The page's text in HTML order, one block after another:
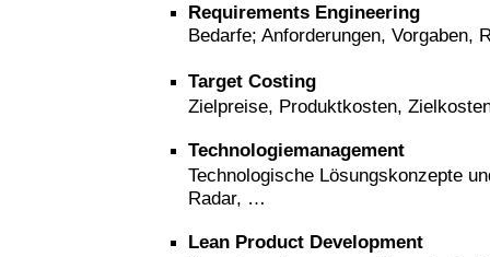
Requirements Engineering
Bedarfe; Anforderungen, Vorgaben,
Target Costing
Zielpreise, Produktkosten,
Technologiemanagement
Technologische Lösungskonzepte
Radar, …
Lean Product Development